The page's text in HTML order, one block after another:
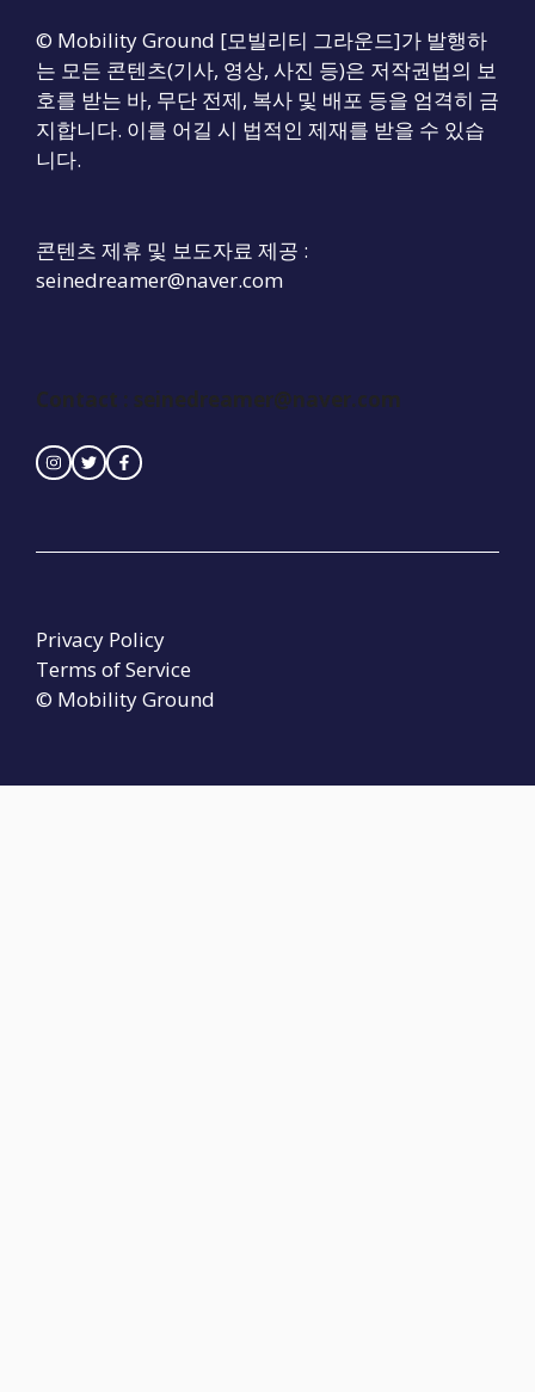
© Mobility Ground [모빌리티 그라운드]가 발행하
는 모든 콘텐츠(기사, 영상, 사진 등)은 저작권법의 보
호를 받는 바, 무단 전제, 복사 및 배포 등을 엄격히 금
지합니다. 이를 어길 시 법적인 제재를 받을 수 있습
니다.
콘텐츠 제휴 및 보도자료 제공 :
seinedreamer@naver.com
Contact : seinedreamer@naver.com
© Mobility Ground
Privacy Policy
Terms of Service